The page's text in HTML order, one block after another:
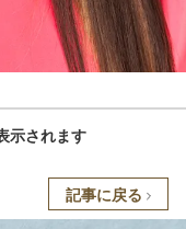
示されます
記事に戻る